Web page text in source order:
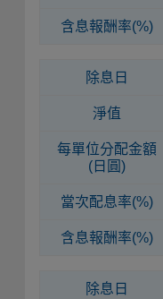
含息報酬率(%)
除息日
淨值
每單位分配金額
(日圓)
當次配息率(%)
含息報酬率(%)
除息日